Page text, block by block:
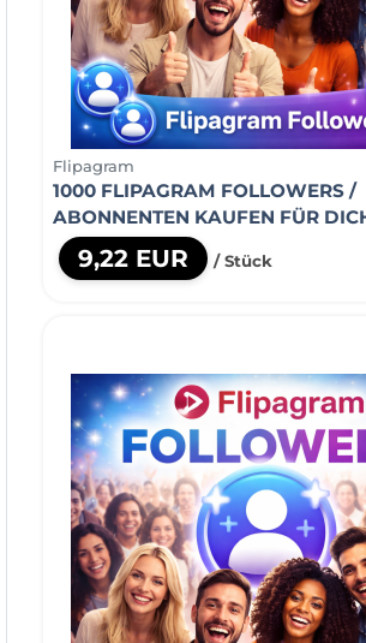
Flipagram
1000 FLIPAGRAM FOLLOWERS /
ABONNENTEN KAUFEN FÜR
9,22 EUR / Stück